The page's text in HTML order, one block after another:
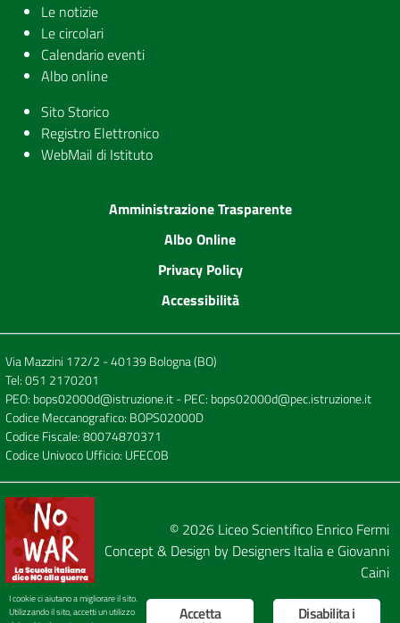
Le notizie
Le circolari
Calendario eventi
Albo online
Sito Storico
Registro Elettronico
WebMail di Istituto
Amministrazione Trasparente
Albo Online
Privacy Policy
Accessibilità
Via Mazzini 172/2 - 40139 Bologna (BO)
Tel:051 2170201
PEO: bops02000d@istruzione.it- PEC: bops02000d@pec.istruzione.it
Codice Meccanografico: BOPS02000D
Codice Fiscale: 80074870371
Codice Univoco Ufficio: UFEC0B
© 2026 Liceo Scientifico Enrico Fermi
Concept & Design by Designers Italiae Giovanni
Caini
Disabilita i
Accetta
I cookie ci aiutano a migliorare il sito.
Utilizzando il sito, accetti un utilizzo